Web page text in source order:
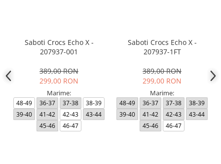
Saboti Crocs Echo X -
207937-001
389,00 RON
299,00 RON
Marime:
48-49 36-37 37-38
38-39
39-40
41-42 42-43
43-44
45-46
46-47
Saboti Crocs Echo X -
207937-1FT
389,00 RON
299,00 RON
Marime:
48-49 36-37 37-38
38-39
39-40
41-42 42-43
43-44
45-46
46-47